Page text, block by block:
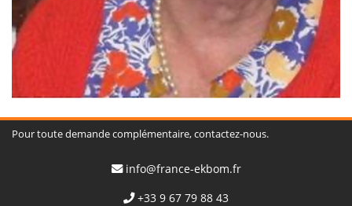
Pour toute demande complémentaire, contactez-nous.
info@france-ekbom.fr
+33 9 67 79 88 43